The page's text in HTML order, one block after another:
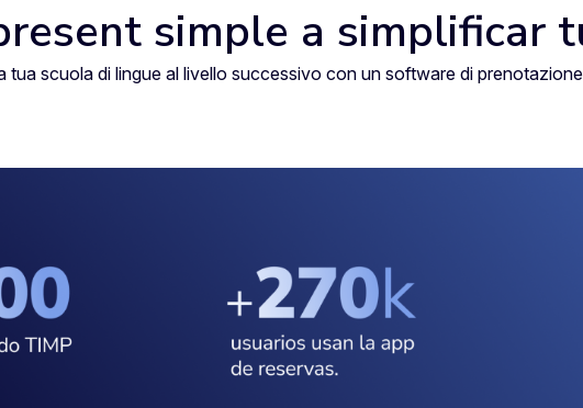
simple a simplificar
tua scuola di lingue al livello successivo con un software di